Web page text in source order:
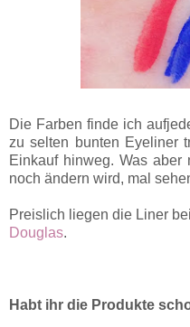
Die Farben finde ich
zu selten bunten Eyeliner
Einkauf hinweg. Was
noch ändern wird, mal
Preislich liegen die Liner
Douglas.
Habt ihr die Produkte